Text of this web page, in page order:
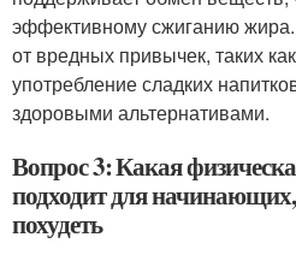
эффективному сжиганию жира.
от вредных привычек, таких
употребление сладких
здоровыми альтернативами.
Вопрос 3: Какая
подходит для
похудеть